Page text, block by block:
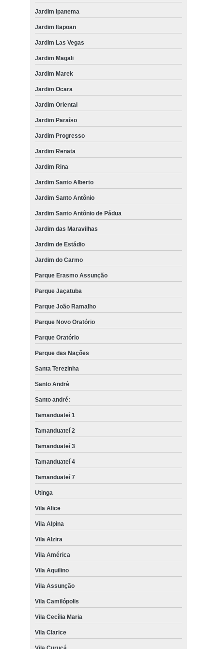
Jardim Ipanema
Jardim Itapoan
Jardim Las Vegas
Jardim Magali
Jardim Marek
Jardim Ocara
Jardim Oriental
Jardim Paraíso
Jardim Progresso
Jardim Renata
Jardim Rina
Jardim Santo Alberto
Jardim Santo Antônio
Jardim Santo Antônio de Pádua
Jardim das Maravilhas
Jardim de Estádio
Jardim do Carmo
Parque Erasmo Assunção
Parque Jaçatuba
Parque João Ramalho
Parque Novo Oratório
Parque Oratório
Parque das Nações
Santa Terezinha
Santo André
Santo andré:
Tamanduateí 1
Tamanduateí 2
Tamanduateí 3
Tamanduateí 4
Tamanduateí 7
Utinga
Vila Alice
Vila Alpina
Vila Alzira
Vila América
Vila Aquilino
Vila Assunção
Vila Camilópolis
Vila Cecília Maria
Vila Clarice